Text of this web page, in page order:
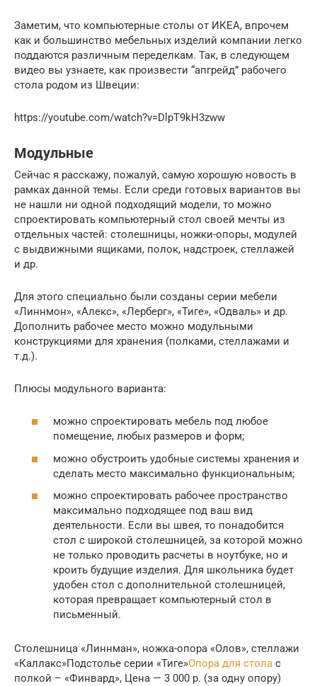
Заметим, что компьютерные столы от ИКЕА, впрочем
как и большинство мебельных изделий компании легко
поддаются различным переделкам. Так, в следующем
видео вы узнаете, как произвести “апгрейд” рабочего
стола родом из Швеции:
https://youtube.com/watch?v=DlpT9kH3zww
Модульные
Сейчас я расскажу, пожалуй, самую хорошую новость в
рамках данной темы. Если среди готовых вариантов вы
не нашли ни одной подходящий модели, то можно
спроектировать компьютерный стол своей мечты из
отдельных частей: столешницы, ножки-опоры, модулей
с выдвижными ящиками, полок, надстроек, стеллажей
и др.
Для этого специально были созданы серии мебели
«Линнмон», «Алекс», «Лерберг», «Тиге», «Одваль» и др.
Дополнить рабочее место можно модульными
конструкциями для хранения (полками, стеллажами и
т.д.).
Плюсы модульного варианта:
можно спроектировать мебель под любое
помещение, любых размеров и форм;
можно обустроить удобные системы хранения и
сделать место максимально функциональным;
можно спроектировать рабочее пространство
максимально подходящее под ваш вид
деятельности. Если вы швея, то понадобится
стол с широкой столешницей, за которой можно
не только проводить расчеты в ноутбуке, но и
кроить будущие изделия. Для школьника будет
удобен стол с дополнительной столешницей,
которая превращает компьютерный стол в
письменный.
Столешница «Линнман», ножка-опора «Олов», стеллажи
«Каллакс»Подстолье серии «Тиге»Опора для стола с
полкой – «Финвард», Цена — 3 000 р. (за одну опору)